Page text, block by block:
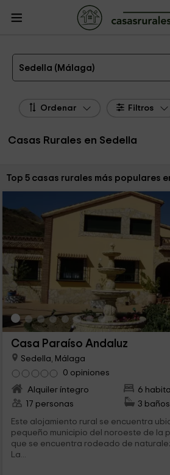
Casas Rurales
Málaga
Casas Rurales Sedella
Las 5 mejores casas rurales en Sedella de 2026
Sedella (Málaga)
Ordenar Filtros
Casas Rurales en Sedella
Ordenar por:
Top 5 casas rurales más populares
Casa Paraíso Andaluz
Sedella, Málaga
0 opiniones
Alquiler íntegro
6
17 personas
3 baños
Este alojamiento rural se encuentra
pequeño municipio del noroeste de la
que se encuentra rodeado de
La...